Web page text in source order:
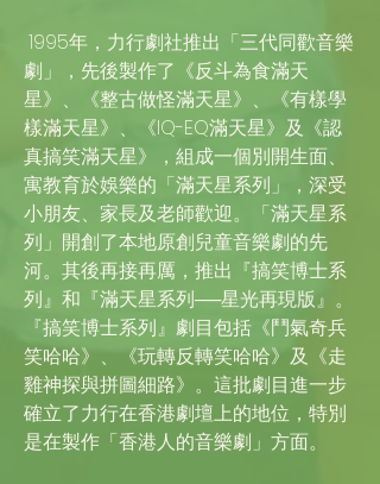
1995年，力行劇社推出「三代同歡音樂
劇」，先後製作了《反斗為食滿天
星》、《整古做怪滿天星》、《有樣學
樣滿天星》、《IQ-EQ滿天星》及《認
真搞笑滿天星》，組成一個別開生面、
寓教育於娛樂的「滿天星系列」，深受
小朋友、家長及老師歡迎。「滿天星系
列」開創了本地原創兒童音樂劇的先
河。其後再接再厲，推出『搞笑博士系
列』和『滿天星系列──星光再現版』。
『搞笑博士系列』劇目包括《鬥氣奇兵
笑哈哈》、《玩轉反轉笑哈哈》及《走
雞神探與拼圖細路》。這批劇目進一步
確立了力行在香港劇壇上的地位，特別
是在製作「香港人的音樂劇」方面。